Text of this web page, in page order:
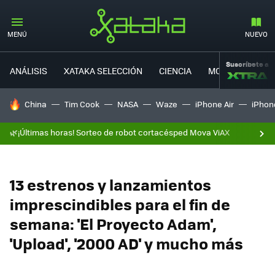
MENÚ NUEVO
ANÁLISIS XATAKA SELECCIÓN CIENCIA MOVILIDAD
Suscríbete a
HOY SE HABLA DE
China Tim Cook NASA Waze iPhone Air
🌿¡Últimas horas! Sorteo de robot cortacésped Mova ViAX
13 estrenos y lanzamientos
imprescindibles para el fin de
semana: 'El Proyecto Adam',
'Upload', '2000 AD' y mucho más